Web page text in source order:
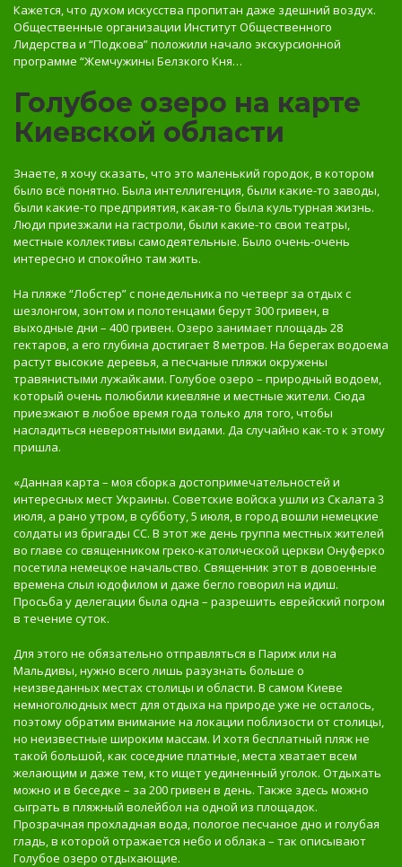
Кажется, что духом искусства пропитан даже здешний воздух.
Общественные организации Институт Общественного
Лидерства и “Подкова” положили начало экскурсионной
программе “Жемчужины Белзкого Кня…
Голубое озеро на карте
Киевской области
Знаете, я хочу сказать, что это маленький городок, в котором
было всё понятно. Была интеллигенция, были какие-то заводы,
были какие-то предприятия, какая-то была культурная жизнь.
Люди приезжали на гастроли, были какие-то свои театры,
местные коллективы самодеятельные. Было очень-очень
интересно и спокойно там жить.
На пляже “Лобстер” с понедельника по четверг за отдых с
шезлонгом, зонтом и полотенцами берут 300 гривен, в
выходные дни – 400 гривен. Озеро занимает площадь 28
гектаров, а его глубина достигает 8 метров. На берегах водоема
растут высокие деревья, а песчаные пляжи окружены
травянистыми лужайками. Голубое озеро – природный водоем,
который очень полюбили киевляне и местные жители. Сюда
приезжают в любое время года только для того, чтобы
насладиться невероятными видами. Да случайно как-то к этому
пришла.
«Данная карта – моя сборка достопримечательностей и
интересных мест Украины. Советские войска ушли из Скалата 3
июля, а рано утром, в субботу, 5 июля, в город вошли немецкие
солдаты из бригады СС. В этот же день группа местных жителей
во главе со священником греко-католической церкви Онуферко
посетила немецкое начальство. Священник этот в довоенные
времена слыл юдофилом и даже бегло говорил на идиш.
Просьба у делегации была одна – разрешить еврейский погром
в течение суток.
Для этого не обязательно отправляться в Париж или на
Мальдивы, нужно всего лишь разузнать больше о
неизведанных местах столицы и области. В самом Киеве
немноголюдных мест для отдыха на природе уже не осталось,
поэтому обратим внимание на локации поблизости от столицы,
но неизвестные широким массам. И хотя бесплатный пляж не
такой большой, как соседние платные, места хватает всем
желающим и даже тем, кто ищет уединенный уголок. Отдыхать
можно и в беседке – за 200 гривен в день. Также здесь можно
сыграть в пляжный волейбол на одной из площадок.
Прозрачная прохладная вода, пологое песчаное дно и голубая
гладь, в которой отражается небо и облака – так описывают
Голубое озеро отдыхающие.